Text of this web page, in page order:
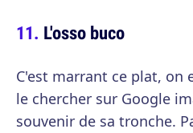
L'osso buco
C'est marrant ce plat, on
le chercher sur Google
souvenir de sa tronche.